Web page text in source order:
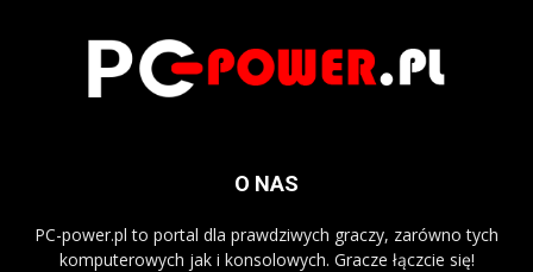
O NAS
PC-power.pl to portal dla prawdziwych graczy, zarówno tych
komputerowych jak i konsolowych. Gracze łączcie się!